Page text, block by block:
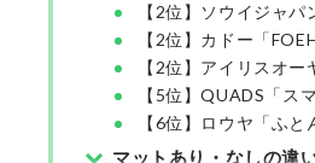
【2位】ソウイジャ
【2位】カドー「
【2位】アイリスオ
【5位】QUADS「ス
【6位】ロウヤ「ふと
マットあり・なしの違